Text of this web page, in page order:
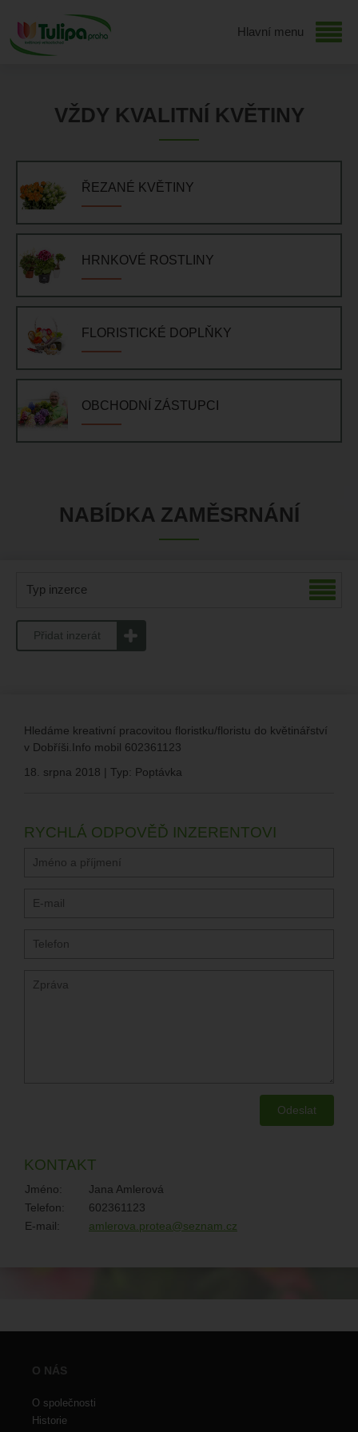
Hlavní menu
VŽDY KVALITNÍ KVĚTINY
ŘEZANÉ KVĚTINY
HRNKOVÉ ROSTLINY
FLORISTICKÉ DOPLŇKY
OBCHODNÍ ZÁSTUPCI
NABÍDKA ZAMĚSRNÁNÍ
Typ inzerce
Přidat inzerát
Hledáme kreativní pracovitou floristku/floristu do květinářství
v Dobříši.Info mobil 602361123
18. srpna 2018 | Typ: Poptávka
RYCHLÁ ODPOVĚĎ INZERENTOVI
KONTAKT
Jméno:
Jana Amlerová
Telefon:
602361123
E-mail:
amlerova.protea@seznam.cz
O NÁS
O společnosti
Historie